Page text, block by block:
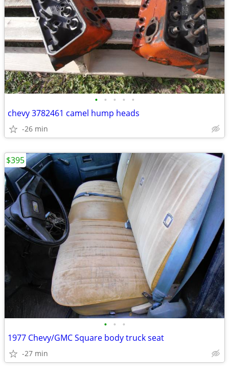
• • • • •
chevy 3782461 camel hump heads
-26 min
• • •
1977 Chevy/GMC Square body truck seat
-27 min
$395